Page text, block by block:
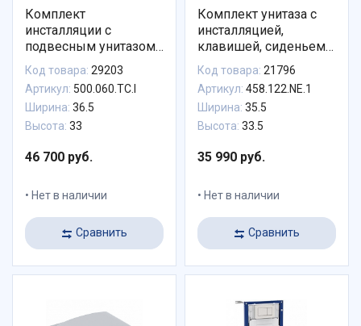
Комплект
инсталляции с
подвесным унитазом
Geberit iCon
500.060.TC.I
Код товара: 29203
Артикул: 500.060.TC.I
Ширина: 36.5
Высота: 33
46 700 руб.
Нет в наличии
Сравнить
Комплект унитаза с
инсталляцией,
клавишей, сиденьем
Geberit 458.122.NE.1
Код товара: 21796
Артикул: 458.122.NE.1
Ширина: 35.5
Высота: 33.5
35 990 руб.
Нет в наличии
Сравнить